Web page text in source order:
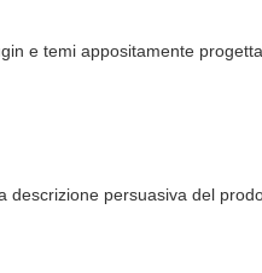
e temi appositamente
persuasiva del